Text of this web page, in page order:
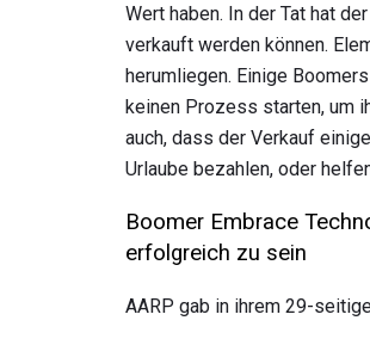
Wert haben. In der Tat hat
verkauft werden können.
herumliegen. Einige
keinen Prozess starten, um
auch, dass der Verkauf
Urlaube bezahlen, oder
Boomer Embrace
erfolgreich zu sein
AARP gab in ihrem 29-